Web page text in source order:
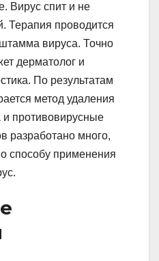
Вирус спит и не
Терапия проводится
вируса. Точно
дерматолог и
По результатам
метод удаления
и противовирусные
разработано много,
способу применения